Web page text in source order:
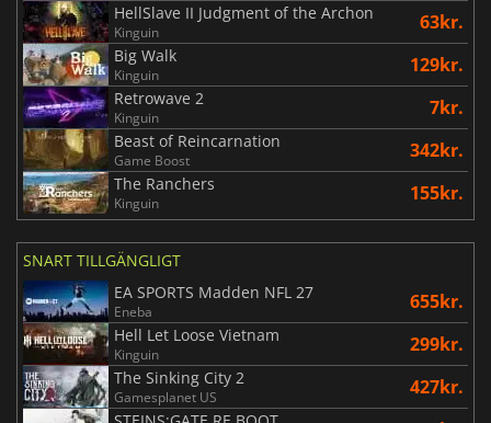
HellSlave II Judgment of the Archon
Kinguin 63kr.
Big Walk
Kinguin 129kr.
Retrowave 2
Kinguin 7kr.
Beast of Reincarnation
Game Boost 342kr.
The Ranchers
Kinguin 155kr.
SNART TILLGÄNGLIGT
EA SPORTS Madden NFL 27
Eneba 655kr.
Hell Let Loose Vietnam
Kinguin 299kr.
The Sinking City 2
Gamesplanet US 427kr.